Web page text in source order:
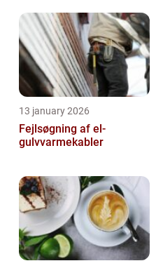
13 january 2026
Fejlsøgning af el-
gulvvarmekabler